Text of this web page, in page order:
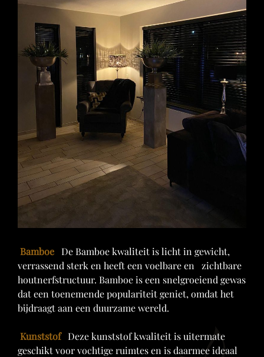
Bamboe De Bamboe kwaliteit is licht in gewicht,
verrassend sterk en heeft een voelbare en zichtbare
houtnerfstructuur. Bamboe is een snelgroeiend gewas
dat een toenemende populariteit geniet, omdat het
bijdraagt aan een duurzame wereld.
Kunststof Deze kunststof kwaliteit is uitermate
geschikt voor vochtige ruimtes en is daarmee ideaal